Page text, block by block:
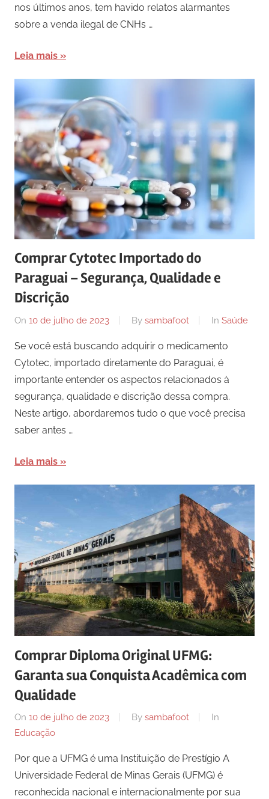
nos últimos anos, tem havido relatos alarmantes
sobre a venda ilegal de CNHs …
Leia mais
Comprar Cytotec Importado do
Paraguai – Segurança, Qualidade e
Discrição
On 10 de julho de 2023 By sambafoot In Saúde
Se você está buscando adquirir o medicamento
Cytotec, importado diretamente do Paraguai, é
importante entender os aspectos relacionados à
segurança, qualidade e discrição dessa compra.
Neste artigo, abordaremos tudo o que você precisa
saber antes …
Leia mais
Comprar Diploma Original UFMG:
Garanta sua Conquista Acadêmica com
Qualidade
On 10 de julho de 2023 By sambafoot
In
Educação
Por que a UFMG é uma Instituição de Prestígio A
Universidade Federal de Minas Gerais (UFMG) é
reconhecida nacional e internacionalmente por sua